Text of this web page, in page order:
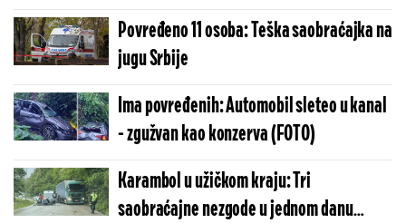
zakucala u semafor - Kolege joj napisale
kaznu!
Povređeno 11 osoba: Teška saobraćajka na
jugu Srbije
Ima povređenih: Automobil sleteo u kanal
- zgužvan kao konzerva (FOTO)
Karambol u užičkom kraju: Tri
saobraćajne nezgode u jednom danu